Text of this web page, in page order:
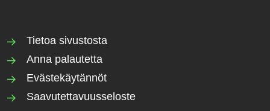
Tietoa sivustosta
Anna palautetta
Evästekäytännöt
Saavutettavuusseloste